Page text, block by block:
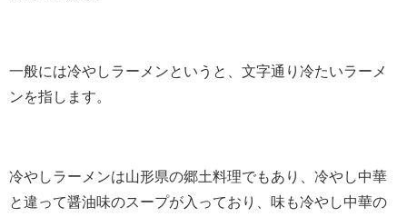
一般には冷やしラーメンというと、文字通り冷たいラーメ
ンを指します。
冷やしラーメンは山形県の郷土料理でもあり、冷やし中華
と違って醤油味のスープが入っており、味も冷やし中華の